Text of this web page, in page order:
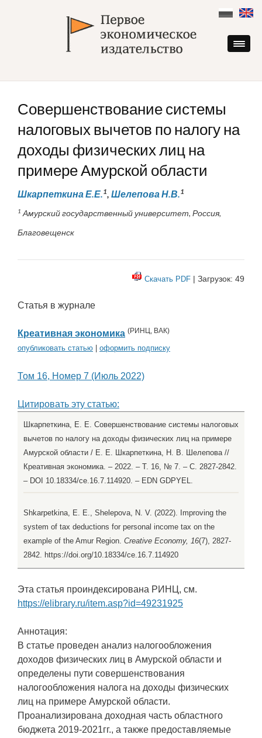
content
Совершенствование системы
налоговых вычетов по налогу на
доходы физических лиц на
примере Амурской области
Шкарпеткина Е.Е.1, Шелепова Н.В.1
1 Амурский государственный университет, Россия,
Благовещенск
Скачать PDF | Загрузок: 49
Статья в журнале
Креативная экономика (РИНЦ, ВАК)
опубликовать статью оформить подписку
Том 16, Номер 7 (Июль 2022)
Цитировать эту статью:
Шкарпеткина, Е. Е. Совершенствование системы налоговых
вычетов по налогу на доходы физических лиц на примере
Амурской области / Е. Е. Шкарпеткина, Н. В. Шелепова //
Креативная экономика. – 2022. – Т. 16, № 7. – С. 2827-2842.
– DOI 10.18334/ce.16.7.114920. – EDN GDPYEL.
Shkarpetkina, E. E., Shelepova, N. V. (2022). Improving the
system of tax deductions for personal income tax on the
example of the Amur Region. Creative Economy, 16(7), 2827-
2842. https://doi.org/10.18334/ce.16.7.114920
Эта статья проиндексирована РИНЦ, см.
https://elibrary.ru/item.asp?id=49231925
Аннотация:
В статье проведен анализ налогообложения
доходов физических лиц в Амурской области и
определены пути совершенствования
налогообложения налога на доходы физических
лиц на примере Амурской области.
Проанализирована доходная часть областного
бюджета 2019-2021гг., а также предоставляемые